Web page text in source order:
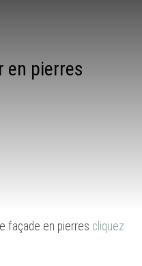
en pierres
façade en pierres cliquez